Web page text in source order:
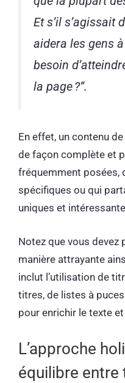
Et s’il s’agissait
aidera les gens
besoin
la page ?”.
En effet, un contenu
de façon complète et
fréquemment posées,
spécifiques ou qui
uniques et
Notez que vous devez
manière attrayante
inclut l’utilisation de
titres, de listes à
pour enrichir le texte
L’approche
équilibre entre